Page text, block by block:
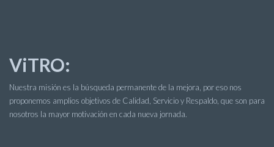
ViTRO:
Nuestra misión es la búsqueda permanente de la mejora, por eso nos
proponemos amplios objetivos de Calidad, Servicio y Respaldo, que son para
nosotros la mayor motivación en cada nueva jornada.